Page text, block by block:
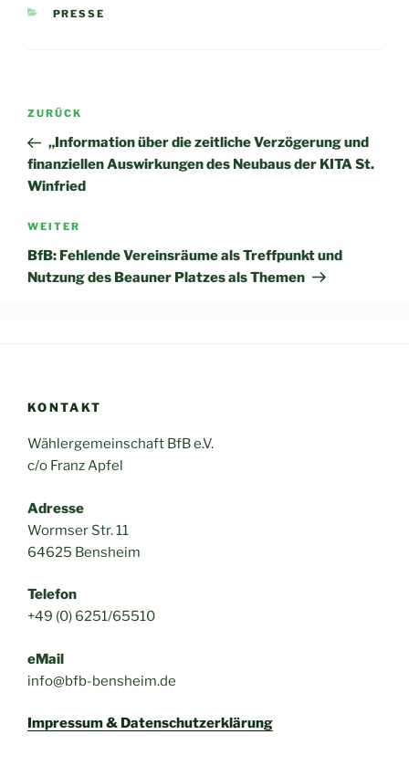
KATEGORIEN
PRESSE
Beitragsnavigation
Vorheriger
Beitrag
ZURÜCK
„Information über die zeitliche Verzögerung und
finanziellen Auswirkungen des Neubaus der KITA St.
Winfried
Nächster
Beitrag
WEITER
BfB: Fehlende Vereinsräume als Treffpunkt und
Nutzung des Beauner Platzes als Themen
KONTAKT
Wählergemeinschaft BfB e.V.
c/o Franz Apfel
Adresse
Wormser Str. 11
64625 Bensheim
Telefon
+49 (0) 6251/65510
eMail
info@bfb-bensheim.de
Impressum & Datenschutzerklärung